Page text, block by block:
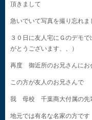
頂きまして
急いでいて写真を撮り忘れ
３０日に友人宅にＧのデモ
がとうございます、、）
再度 御近所のお兄さんにお
この方が友人のお兄さんで
我 母校 千葉商大付属の先
地元では有名な名家の方です